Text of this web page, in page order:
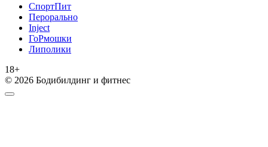
СпортПит
Перорально
Inject
ГоРмошки
Липолики
18+
© 2026 Бодибилдинг и фитнес